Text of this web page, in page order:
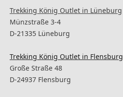
Trekking König Outlet in Lüneburg
Münzstraße 3-4
D-21335 Lüneburg
Trekking König Outlet in Flensburg
Große Straße 48
D-24937 Flensburg